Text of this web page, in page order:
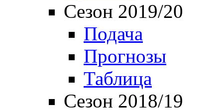
Сезон 2019/20
Подача
Прогнозы
Таблица
Сезон 2018/19